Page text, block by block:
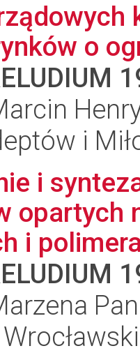
o
i
i
opartych
i